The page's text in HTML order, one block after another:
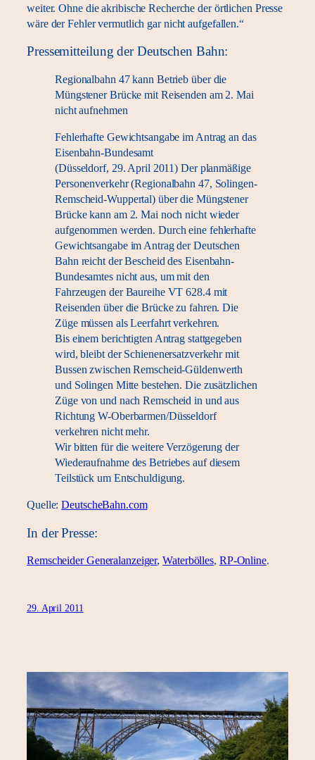
weiter. Ohne die akribische Recherche der örtlichen Presse
wäre der Fehler vermutlich gar nicht aufgefallen.“
Pressemitteilung der Deutschen Bahn:
Regionalbahn 47 kann Betrieb über die
Müngstener Brücke mit Reisenden am 2. Mai
nicht aufnehmen
Fehlerhafte Gewichtsangabe im Antrag an das
Eisenbahn-Bundesamt
(Düsseldorf, 29. April 2011) Der planmäßige
Personenverkehr (Regionalbahn 47, Solingen-
Remscheid-Wuppertal) über die Müngstener
Brücke kann am 2. Mai noch nicht wieder
aufgenommen werden. Durch eine fehlerhafte
Gewichtsangabe im Antrag der Deutschen
Bahn reicht der Bescheid des Eisenbahn-
Bundesamtes nicht aus, um mit den
Fahrzeugen der Baureihe VT 628.4 mit
Reisenden über die Brücke zu fahren. Die
Züge müssen als Leerfahrt verkehren.
Bis einem berichtigten Antrag stattgegeben
wird, bleibt der Schienenersatzverkehr mit
Bussen zwischen Remscheid-Güldenwerth
und Solingen Mitte bestehen. Die zusätzlichen
Züge von und nach Remscheid in und aus
Richtung W-Oberbarmen/Düsseldorf
verkehren nicht mehr.
Wir bitten für die weitere Verzögerung der
Wiederaufnahme des Betriebes auf diesem
Teilstück um Entschuldigung.
Quelle:DeutscheBahn.com
In der Presse:
Remscheider Generalanzeiger,Waterbölles, RP-Online.
29. April 2011